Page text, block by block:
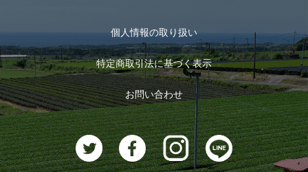
お茶のギフト
おすすめのお茶
お茶に合うスイーツ
ログイン
ログアウト
個人情報の取り扱い
特定商取引法に基づく表示
お問い合わせ